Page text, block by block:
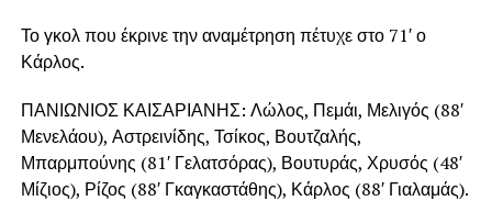
Το γκολ που έκρινε την αναμέτρηση πέτυχε στο 71′ ο
Κάρλος.
ΠΑΝΙΩΝΙΟΣ ΚΑΙΣΑΡΙΑΝΗΣ: Λώλος, Πεμάι, Μελιγός (88′
Μενελάου), Αστρεινίδης, Τσίκος, Βουτζαλής,
Μπαρμπούνης (81′ Γελατσόρας), Βουτυράς, Χρυσός (48′
Μίζιος), Ρίζος (88′ Γκαγκαστάθης), Κάρλος (88′ Γιαλαμάς).